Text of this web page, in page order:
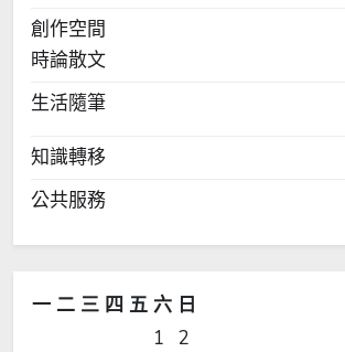
創作空間
時論散文
生活隨筆
知識轉移
公共服務
一 二 三 四 五 六 日
1
2